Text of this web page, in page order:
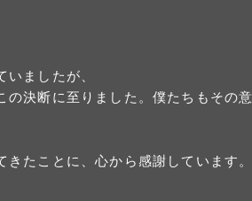
ましたが、
決断に至りました。僕たちもその
たことに、心から感謝しています。